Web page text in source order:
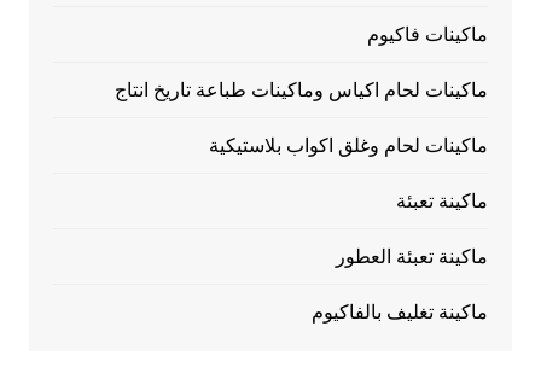
ماكينات فاكيوم
ماكينات لحام اكياس وماكينات طباعة تاريخ انتاج
ماكينات لحام وغلق اكواب بلاستيكية
ماكينة تعبئة
ماكينة تعبئة العطور
ماكينة تغليف بالفاكيوم